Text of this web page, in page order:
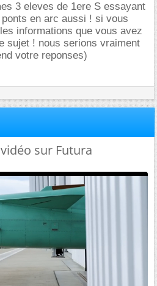
3 eleves de 1ere S essayant
en arc aussi ! si vous
informations que vous avez
sujet ! nous serions vraiment
votre reponses)
sur Futura